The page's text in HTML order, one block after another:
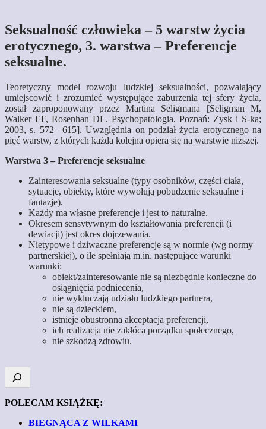
Seksualność człowieka – 5 warstw życia
erotycznego, 3. warstwa – Preferencje
seksualne.
Teoretyczny model rozwoju ludzkiej seksualności, pozwalający
umiejscowić i zrozumieć występujące zaburzenia tej sfery życia,
został zaproponowany przez Martina Seligmana [Seligman M,
Walker EF, Rosenhan DL. Psychopatologia. Poznań: Zysk i S-ka;
2003, s. 572– 615]. Uwzględnia on podział życia erotycznego na
pięć warstw, z których każda kolejna opiera się na warstwie niższej.
Warstwa 3 – Preferencje seksualne
Zainteresowania seksualne (typy osobników, części ciała,
sytuacje, obiekty, które wywołują pobudzenie seksualne i
fantazje).
Każdy ma własne preferencje i jest to naturalne.
Okresem sensytywnym do kształtowania preferencji (i
dewiacji) jest okres dojrzewania.
Nietypowe i dziwaczne preferencje są w normie (wg normy
partnerskiej), o ile spełniają m.in. następujące warunki
warunki:
obiekt/zainteresowanie nie są niezbędnie konieczne do
osiągnięcia podniecenia,
nie wykluczają udziału ludzkiego partnera,
nie są dzieckiem,
istnieje obustronna akceptacja preferencji,
ich realizacja nie zakłóca porządku społecznego,
nie szkodzą zdrowiu.
POLECAM KSIĄŻKĘ:
BIEGNĄCA Z WILKAMI